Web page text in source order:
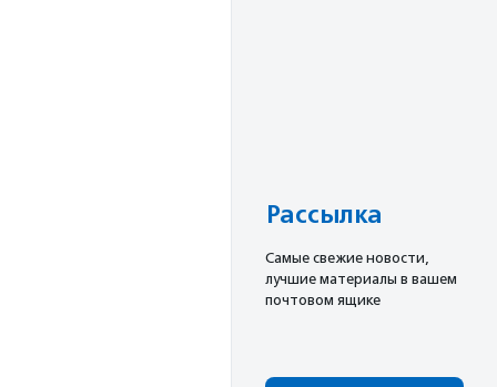
Рассылка
Cамые свежие новости,
лучшие материалы в вашем
почтовом ящике